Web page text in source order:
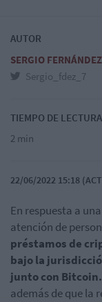
AUTOR
SERGIO FERNÁNDEZ
Sergio_fdez_7
TIEMPO DE LECTURA
2 min
22/06/2022 15:18
En respuesta a
atención de
préstamos de
bajo la
junto con Bitcoin.
además de que la